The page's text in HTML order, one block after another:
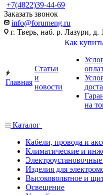
+7(4822)39-44-69
Заказать звонок
info@forumeng.ru
г. Тверь, наб. р. Лазури, д.
Главная
Статьи
и
новости
Как купить
на
Каталог
Кабели, провода и
Климатические и
Изделия для
Высоковольтное и
Освещение